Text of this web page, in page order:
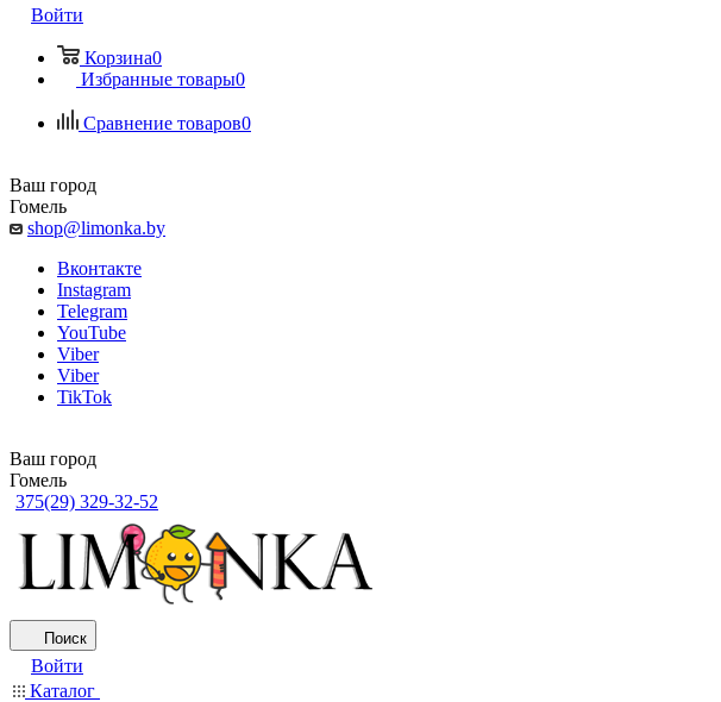
Войти
Корзина0
Избранные товары0
Сравнение товаров0
Ваш город
Гомель
shop@limonka.by
Вконтакте
Instagram
Telegram
YouTube
Viber
Viber
TikTok
Ваш город
Гомель
375(29) 329-32-52
Поиск
Войти
Каталог